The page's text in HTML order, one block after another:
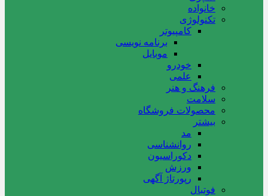
خانواده
تکنولوژی
کامپیوتر
برنامه نویسی
موبایل
خودرو
علمی
فرهنگ و هنر
سلامت
محصولات فروشگاه
بیشتر
مد
روانشناسی
دکوراسیون
ورزش
رپورتاژ آگهی
فوتبال